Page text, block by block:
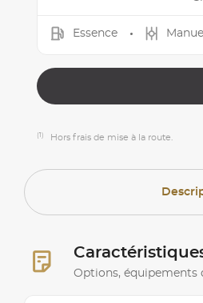
Essence
(1) Hors frais de mise à la route.
Options, équipements